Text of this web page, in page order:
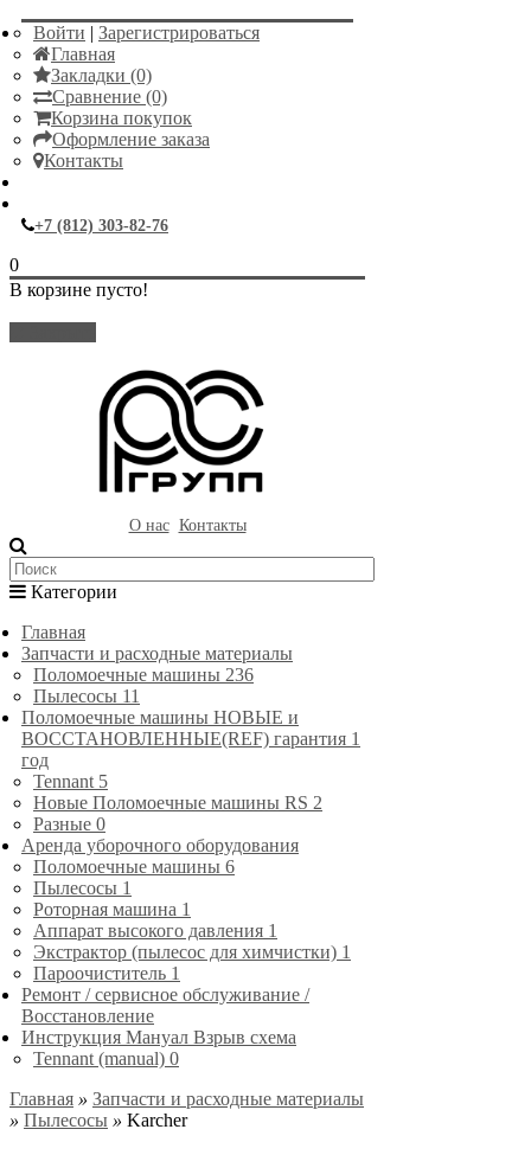
Войти | Зарегистрироваться
Главная
Закладки (0)
Сравнение (0)
Корзина покупок
Оформление заказа
Контакты
+7 (812) 303-82-76
0
В корзине пусто!
О нас Контакты
Категории
Главная
Запчасти и расходные материалы
Поломоечные машины 236
Пылесосы 11
Поломоечные машины НОВЫЕ и
ВОССТАНОВЛЕННЫЕ(REF) гарантия 1
год
Tennant 5
Новые Поломоечные машины RS 2
Разные 0
Аренда уборочного оборудования
Поломоечные машины 6
Пылесосы 1
Роторная машина 1
Аппарат высокого давления 1
Экстрактор (пылесос для химчистки) 1
Пароочиститель 1
Ремонт / сервисное обслуживание /
Восстановление
Инструкция Мануал Взрыв схема
Tennant (manual) 0
Главная » Запчасти и расходные материалы
» Пылесосы » Karcher